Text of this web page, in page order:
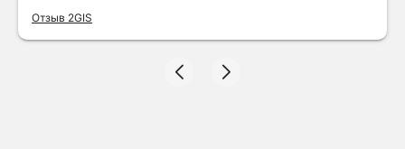
клиникк,спасибо всему персоналу.
Отзыв 2GIS